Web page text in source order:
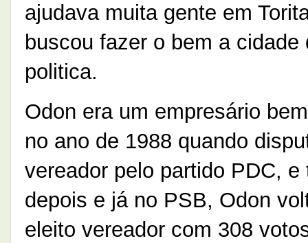
ajudava muita gente em
buscou fazer o bem a
politica.
Odon era um empresário
no ano de 1988 quando
vereador pelo partido PDC,
depois e já no PSB, Odon
eleito vereador com 308